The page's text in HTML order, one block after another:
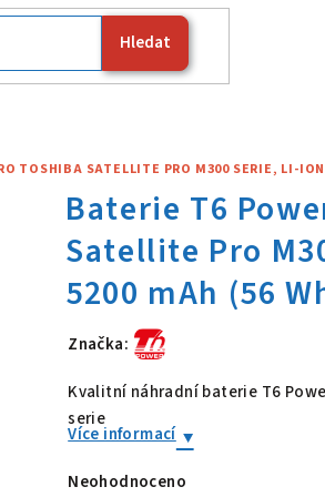
Hledat
TOSHIBA SATELLITE PRO M300 SERIE, LI-
Značka:
Baterie T6
Kvalitní náhradní baterie T6
serie
Více informací
Průměrné
Neohodnoceno